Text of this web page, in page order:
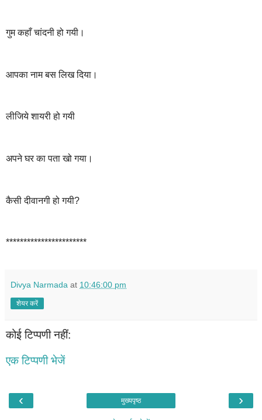
गुम कहाँ चांदनी हो गयी।
आपका नाम बस लिख दिया।
लीजिये शायरी हो गयी
अपने घर का पता खो गया।
कैसी दीवानगी हो गयी?
***********************
Divya Narmada at 10:46:00 pm
शेयर करें
कोई टिप्पणी नहीं:
एक टिप्पणी भेजें
‹ ›
मुख्यपृष्ठ